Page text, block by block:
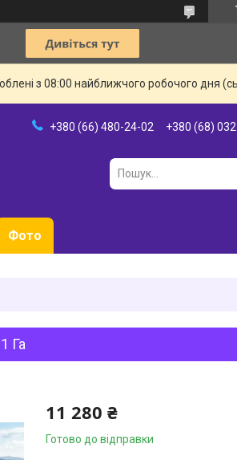
з 08:00 найближчого робочого дня
+380 (66) 480-24-02 +380 (68)
Фото
Га
11 280 ₴
Готово до відправки